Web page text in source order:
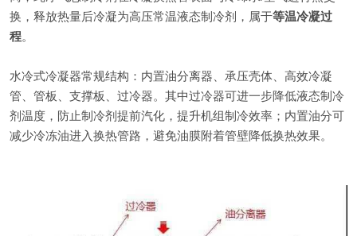
换，释放热量后冷凝为高压常温液态制冷剂，属于等温冷凝过
程。
水冷式冷凝器常规结构：内置油分离器、承压壳体、高效冷凝
管、管板、支撑板、过冷器。其中过冷器可进一步降低液态制冷
剂温度，防止制冷剂提前汽化，提升机组制冷效率；内置油分可
减少冷冻油进入换热管路，避免油膜附着管壁降低换热效果。